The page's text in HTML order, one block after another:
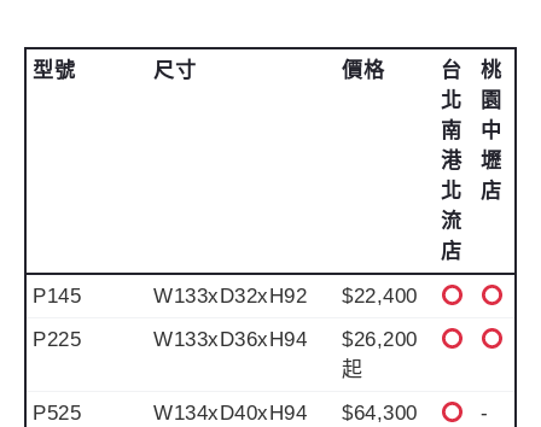
型號 尺寸 價格
台
北
南
港
北
流
店
桃
園
中
壢
店
P145 W133xD32xH92
$22,400
P225
W133xD36xH94
$26,200
起
P525
W134xD40xH94 $64,300
-